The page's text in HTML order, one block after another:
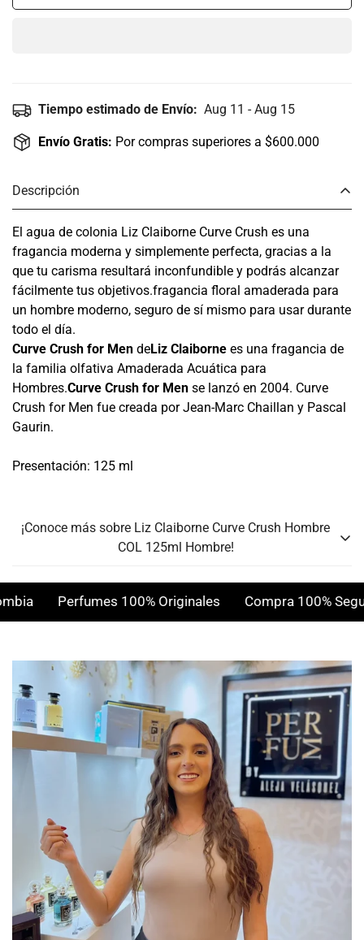
Tiempo estimado de Envío: Aug 11 - Aug 15
Envío Gratis: Por compras superiores a $600.000
Descripción
El agua de colonia Liz Claiborne Curve Crush es una
fragancia moderna y simplemente perfecta, gracias a la
que tu carisma resultará inconfundible y podrás alcanzar
fácilmente tus objetivos.fragancia floral amaderada para
un hombre moderno, seguro de sí mismo para usar durante
todo el día.
Curve Crush for Men deLiz Claiborne es una fragancia de
la familia olfativa Amaderada Acuática para
Hombres.Curve Crush for Men se lanzó en 2004. Curve
Crush for Men fue creada por Jean-Marc Chaillan y Pascal
Gaurin.
Presentación: 125 ml
¡Conoce más sobre Liz Claiborne Curve Crush Hombre
COL 125ml Hombre!
Género:
Hombre
Personalidad:
Clima:Todos los climas
Notas Olfativas:
Presentación:125 ML
Notas de Salida:
Notas de Corazón:
Año de Lanzamiento:
Perfumes 100% Originales Compra 100% Segura
Confirm your age
Are you 18 years old or older?
No, I'm not Yes, I am